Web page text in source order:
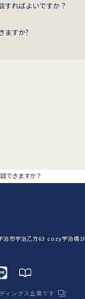
すればよいですか？
ますか?
できますか？
治市宇治乙方63 cozy宇治橋1F
ィングス企業です